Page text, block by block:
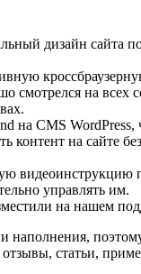
дизайн сайта
смотрелся на всех
на CMS
контент на сайте
видеоинструкцию
управлять им.
на нашем
наполнения,
статьи,